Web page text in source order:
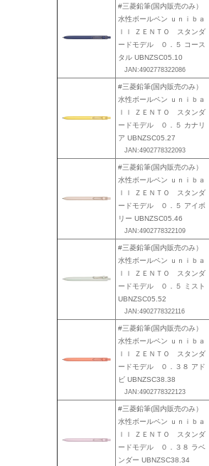
#三菱鉛筆(国内販売のみ）
水性ボールペン ｕｎｉｂａ
ｌｌ ＺＥＮＴＯ スタンダ
ードモデル ０．５ コース
タル UBNZSC05.10
JAN:4902778322086
#三菱鉛筆(国内販売のみ）
水性ボールペン ｕｎｉｂａ
ｌｌ ＺＥＮＴＯ スタンダ
ードモデル ０．５ カナリ
ア UBNZSC05.27
JAN:4902778322093
#三菱鉛筆(国内販売のみ）
水性ボールペン ｕｎｉｂａ
ｌｌ ＺＥＮＴＯ スタンダ
ードモデル ０．５ アイボ
リー UBNZSC05.46
JAN:4902778322109
#三菱鉛筆(国内販売のみ）
水性ボールペン ｕｎｉｂａ
ｌｌ ＺＥＮＴＯ スタンダ
ードモデル ０．５ ミスト
UBNZSC05.52
JAN:4902778322116
#三菱鉛筆(国内販売のみ）
水性ボールペン ｕｎｉｂａ
ｌｌ ＺＥＮＴＯ スタンダ
ードモデル ０．３８ アド
ビ UBNZSC38.38
JAN:4902778322123
#三菱鉛筆(国内販売のみ）
水性ボールペン ｕｎｉｂａ
ｌｌ ＺＥＮＴＯ スタンダ
ードモデル ０．３８ ラベ
ンダー UBNZSC38.34